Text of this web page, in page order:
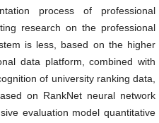
process of professional
research on the professional
is less, based on the higher
data platform, combined with
of university ranking data,
on RankNet neural network
evaluation model quantitative